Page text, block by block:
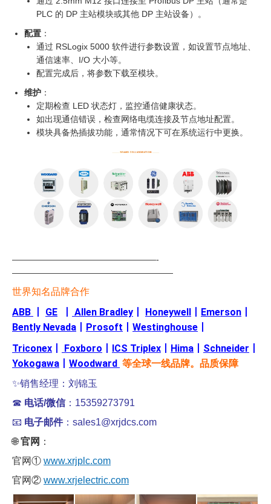
PLC 的 DP 主站模块或其他 DP 主站设备）。
配置 ：
通过 RSLogix 5000 软件进行参数设置，如设置节点地址、
通信速率、I/O 大小等。
配置完成后，将参数下载至模块。
维护 ：
定期检查 LED 状态灯，监控通信健康状态。
如出现通信错误，检查网络电缆连接及节点地址配置。
模块具备热插拔功能，通常情况下可在系统运行中更换。
—————————————————-
———————————————————
世界知名品牌合作
ABB GE Allen Bradley Honeywell Emerson
Bently Nevada
Prosoft Westinghouse
Triconex
Foxboro ICS Triplex Hima Schneider
Yokogawa
Woodward 等全球一线品牌。品质保障
✨销售经理：刘锦玉
☎ 电话/微信：15359273791
📧 电子邮件：sales1@xrjdcs.com
🌐官网 ：
官网① www.xrjplc.com
官网② www.xrjelectric.com